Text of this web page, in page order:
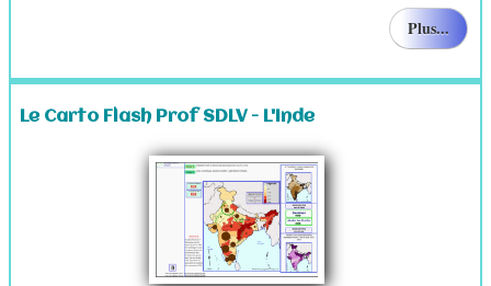
Plus...
Le Carto Flash Prof SDLV - L'Inde